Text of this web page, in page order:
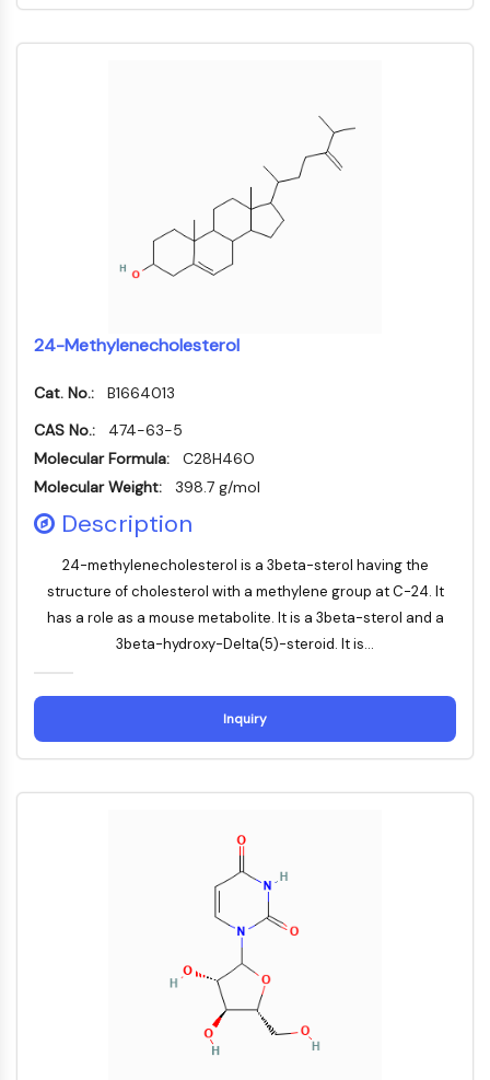
MÉDICAMENT/ADC LIÉ
Conjugué anticorps-médicament/ADC lié
Conjugués peptide-médicament PDCs
Conjugués anticorps-médicament
Conjugués radiopharmaceutiques
Charge utile d'ADC
Lieur ADC
Méthylation de l'ADN
ARN non codant
Domaine de lecture épigénétique
Modification de l'histone
VOIE MAPK/ERK
Voie MAPK/ERK
Kinase sérine/thréonine associée aux
microtubules (MAST)
MAPKAPK2 MK2
24-Methylenecholesterol
Cat. No.:
B1664013
CAS No.:
474-63-5
Molecular Formula:
C28H46O
Molecular Weight:
398.7 g/mol
Description
24-methylenecholesterol is a 3beta-sterol having the
structure of cholesterol with a methylene group at C-24. It
has a role as a mouse metabolite. It is a 3beta-sterol and a
3beta-hydroxy-Delta(5)-steroid. It is...
Inquiry